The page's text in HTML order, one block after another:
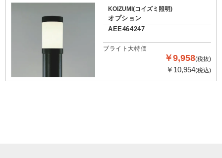
KOIZUMI(コイズミ照明)
オプション
AEE464247
ブライト大特価
￥9,958(税抜)
￥10,954(税込)